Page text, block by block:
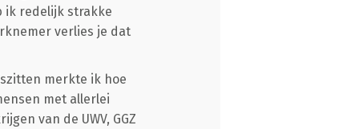
ik redelijk strakke
verlies je dat
merkte ik hoe
met allerlei
van de UWV, GGZ